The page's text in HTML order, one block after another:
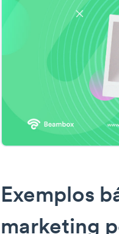
Exemplos
marketing